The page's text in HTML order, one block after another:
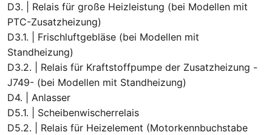
D3. | Relais für große Heizleistung (bei Modellen mit
PTC-Zusatzheizung)
D3.1. | Frischluftgebläse (bei Modellen mit
Standheizung)
D3.2. | Relais für Kraftstoffpumpe der Zusatzheizung -
J749- (bei Modellen mit Standheizung)
D4. | Anlasser
D5.1. | Scheibenwischerrelais
D5.2. | Relais für Heizelement (Motorkennbuchstabe